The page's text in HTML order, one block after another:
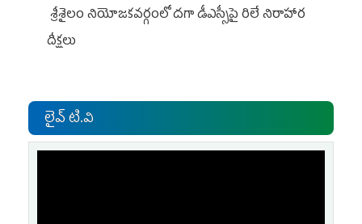
శ్రీశైలం నియోజకవర్గంలో దగా డీఎస్సీపై రిలే నిరాహార
దీక్షలు
లైవ్ టి.వి